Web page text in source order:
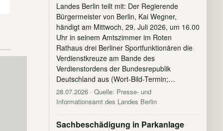
Landes Berlin teilt mit: Der Regierende
Bürgermeister von Berlin, Kai Wegner,
händigt am Mittwoch, 29. Juli 2026, um 16.00
Uhr in seinem Amtszimmer im Roten
Rathaus drei Berliner Sportfunktionären die
Verdienstkreuze am Bande des
Verdienstordens der Bundesrepublik
Deutschland aus (Wort-Bild-Termin;…
28.07.2026 · Quelle: Presse- und
Informationsamt des Landes Berlin
Sachbeschädigung in Parkanlage